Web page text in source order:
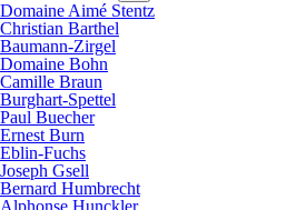
Domaine Aimé Stentz
Christian Barthel
Baumann-Zirgel
Domaine Bohn
Camille Braun
Burghart-Spettel
Paul Buecher
Ernest Burn
Eblin-Fuchs
Joseph Gsell
Bernard Humbrecht
Alphonse Hunckler